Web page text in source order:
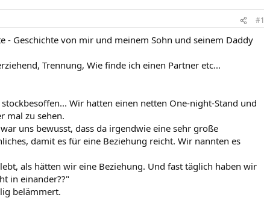
#1
- Geschichte von mir und meinem Sohn und seinem Daddy
Trennung, Wie finde ich einen Partner etc...
Wir hatten einen netten One-night-Stand und
mal zu sehen.
uns bewusst, dass da irgendwie eine sehr große
damit es für eine Beziehung reicht. Wir nannten es
als hätten wir eine Beziehung. Und fast täglich haben wir
in einander??"
belämmert.